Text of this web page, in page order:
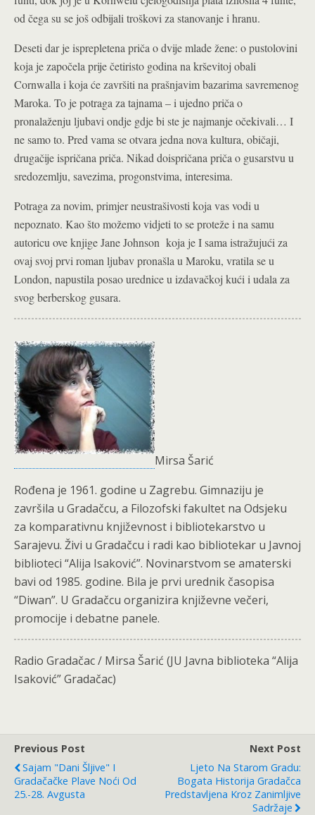
od čega su se još odbijali troškovi za stanovanje i hranu.
Deseti dar je isprepletena priča o dvije mlade žene: o pustolovini
koja je započela prije četiristo godina na krševitoj obali
Cornwalla i koja će završiti na prašnjavim bazarima savremenog
Maroka. To je potraga za tajnama – i ujedno priča o
pronalaženju ljubavi ondje gdje bi ste je najmanje očekivali… I
ne samo to. Pred vama se otvara jedna nova kultura, običaji,
drugačije ispričana priča. Nikad doispričana priča o gusarstvu u
sredozemlju, savezima, progonstvima, interesima.
Potraga za novim, primjer neustrašivosti koja vas vodi u
nepoznato. Kao što možemo vidjeti to se proteže i na samu
autoricu ove knjige Jane Johnson koja je I sama istražujući za
ovaj svoj prvi roman ljubav pronašla u Maroku, vratila se u
London, napustila posao urednice u izdavačkoj kući i udala za
svog berberskog gusara.
Mirsa Šarić
Rođena je 1961. godine u Zagrebu. Gimnaziju je
završila u Gradačcu, a Filozofski fakultet na Odsjeku
za komparativnu književnost i bibliotekarstvo u
Sarajevu. Živi u Gradačcu i radi kao bibliotekar u Javnoj
biblioteci “Alija Isaković”. Novinarstvom se amaterski
bavi od 1985. godine. Bila je prvi urednik časopisa
“Diwan”. U Gradačcu organizira književne večeri,
promocije i debatne panele.
Radio Gradačac / Mirsa Šarić (JU Javna biblioteka “Alija
Isaković” Gradačac)
Previous Post
Sajam "Dani Šljive" I
Gradačačke Plave Noći Od
25.-28. Avgusta
Next Post
Ljeto Na Starom Gradu:
Bogata Historija Gradačca
Predstavljena Kroz Zanimljive
Sadržaje